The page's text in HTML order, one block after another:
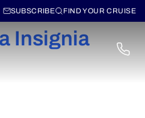
SUBSCRIBE FIND YOUR CRUISE
Insignia